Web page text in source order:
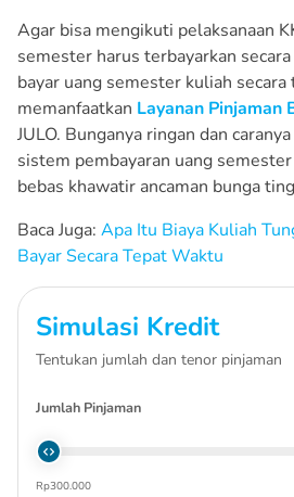
Agar bisa mengikuti pelaksanaan
semester harus terbayarkan
bayar uang semester kuliah
memanfaatkan Layanan Pinjaman
JULO. Bunganya ringan dan
sistem pembayaran uang
bebas khawatir ancaman bunga
Baca Juga: Apa Itu Biaya Kuliah
Bayar Secara Tepat Waktu
Simulasi Kredit
Tentukan jumlah dan tenor pinjaman
Jumlah Pinjaman
Rp300.000